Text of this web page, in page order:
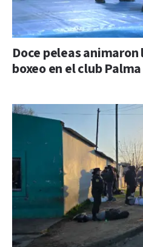
Doce peleas
boxeo en el club